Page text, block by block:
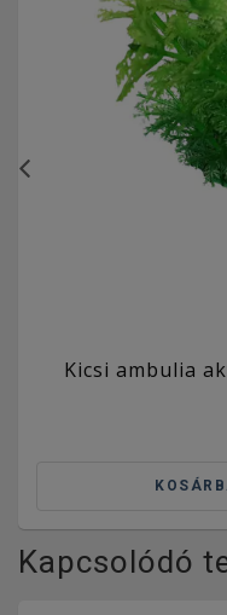
Kicsi ambulia
Kapcsolódó